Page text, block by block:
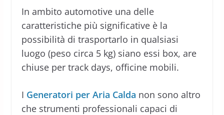
In ambito automotive una delle
caratteristiche più significative è la
possibilità di trasportarlo in qualsiasi
luogo (peso circa 5 kg) siano essi box, are
chiuse per track days, officine mobili.
I Generatori per Aria Calda non sono altro
che strumenti professionali capaci di